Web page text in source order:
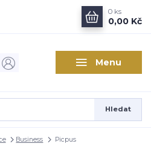
Menu
Hledat
0 ks
0,00 Kč
Business Picpus